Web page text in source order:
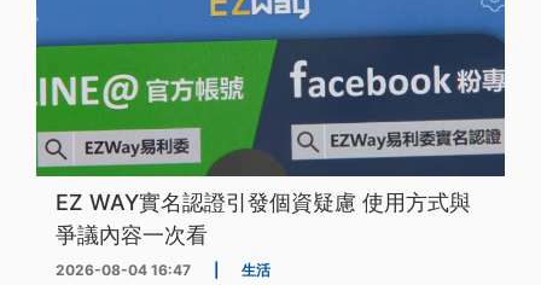
EZ WAY實名認證引發個資疑慮 使用方式與
爭議內容一次看
2026-08-04 16:47 生活